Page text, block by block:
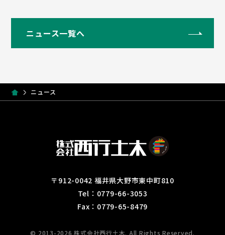
ニュース一覧へ
ニュース
〒912-0042 福井県大野市東中町810
Tel：0779-66-3053
Fax：0779-65-8479
© 2013-2026 株式会社西行土木. All Rights Reserved.